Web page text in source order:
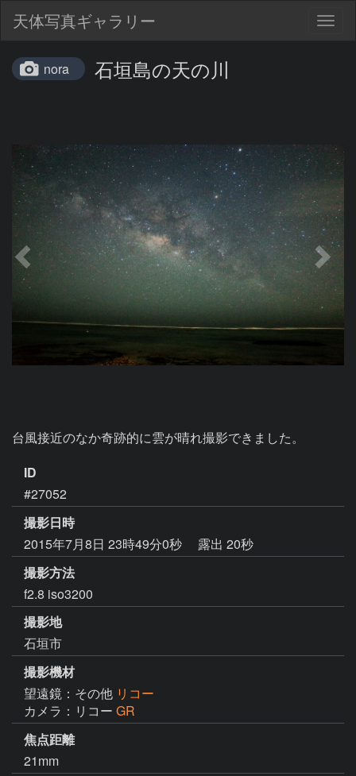
天体写真ギャラリー
nora 石垣島の天の川
台風接近のなか奇跡的に雲が晴れ撮影できました。
ID
#27052
撮影日時
2015年7月8日 23時49分0秒
露出 20秒
撮影方法
f2.8 iso3200
撮影地
石垣市
撮影機材
望遠鏡：その他 リコー
カメラ：リコー GR
焦点距離
21mm